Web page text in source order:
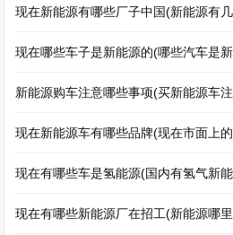
现在新能源有哪些厂子中国(新能源有
现在哪些车子是新能源的(哪些汽车是
新能源购车注意哪些事项(买新能源车
现在新能源车有哪些品牌(现在市面上
现在有哪些车是氢能源(国内有氢气新
现在有哪些新能源厂在招工(新能源哪